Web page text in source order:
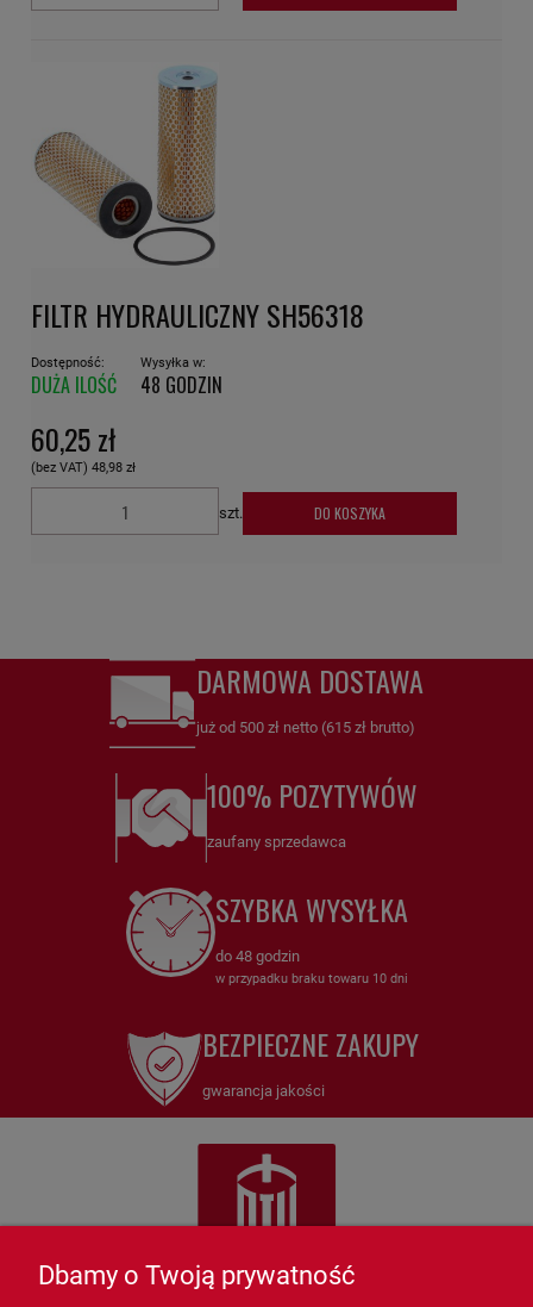
FILTR HYDRAULICZNY SH56318
Dostępność:
DUŻA ILOŚĆ
Wysyłka w:
48 GODZIN
60,25 zł
(bez VAT) 48,98 zł
szt. DO KOSZYKA
DARMOWA DOSTAWA
już od 500 zł netto (615 zł brutto)
100% POZYTYWÓW
zaufany sprzedawca
SZYBKA WYSYŁKA
do 48 godzin
w przypadku braku towaru 10 dni
BEZPIECZNE ZAKUPY
gwarancja jakości
Dbamy o Twoją prywatność